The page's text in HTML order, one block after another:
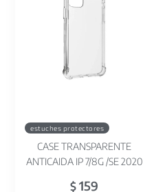
estuches protectores
CASE TRANSPARENTE
ANTICAIDA IP 7/8G /SE 2020
$ 159